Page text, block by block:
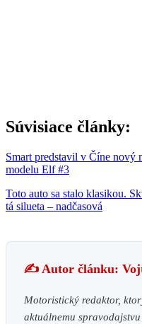
Súvisiace články:
Smart predstavil v Číne nový
modelu Elf #3
Toto auto sa stalo klasikou.
tá silueta – nadčasová
✍️ Autor článku:
Motoristický redaktor,
aktuálnemu